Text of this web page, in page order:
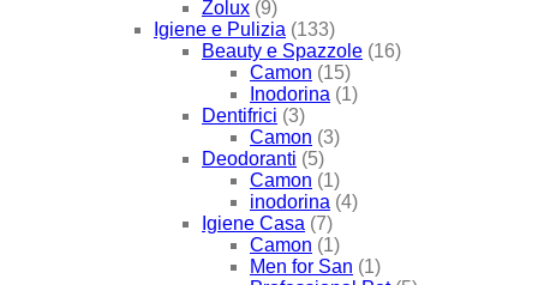
Zolux (9)
Igiene e Pulizia (133)
Beauty e Spazzole (16)
Camon (15)
Inodorina (1)
Dentifrici (3)
Camon (3)
Deodoranti (5)
Camon (1)
inodorina (4)
Igiene Casa (7)
Camon (1)
Men for San (1)